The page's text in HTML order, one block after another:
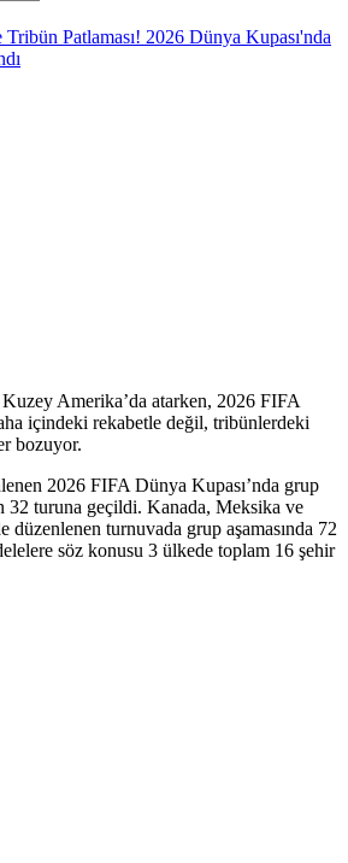
Amerika’da atarken, 2026 FIFA
içindeki rekabetle değil, tribünlerdeki
bozuyor.
2026 FIFA Dünya Kupası’nda grup
32 turuna geçildi. Kanada, Meksika ve
turnuvada grup aşamasında 72
söz konusu 3 ülkede toplam 16 şehir